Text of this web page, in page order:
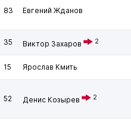
83 Евгений Жданов
35 Виктор Захаров 2
15 Ярослав Кмить
52 Денис Козырев 2